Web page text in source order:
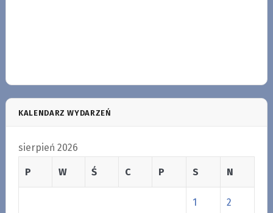
KALENDARZ WYDARZEŃ
sierpień 2026
P W Ś C P S N
1 2